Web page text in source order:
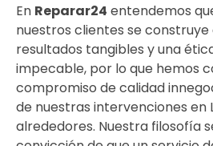
En Reparar24 entendemos
nuestros clientes se
resultados tangibles y una
impecable, por lo que hemos
compromiso de calidad
de nuestras intervenciones en
alrededores. Nuestra filosofía